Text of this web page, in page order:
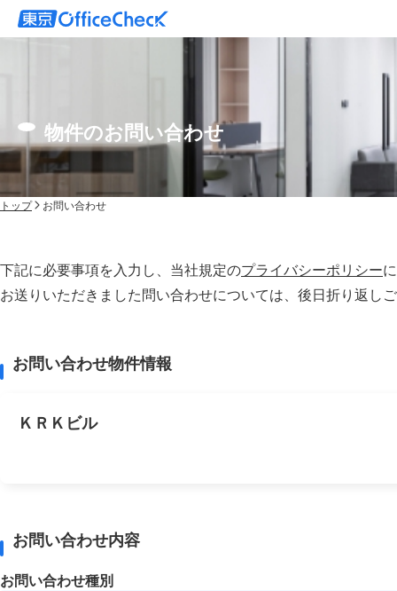
物件のお問い合わせ
トップ お問い合わせ
下記に必要事項を入力し、当社規定のプライバシーポリシー
お送りいただきました問い合わせについては、後⽇折り返し
お問い合わせ物件情報
ＫＲＫビル
お問い合わせ内容
お問い合わせ種別